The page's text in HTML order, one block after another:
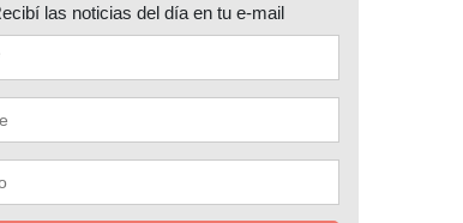
las noticias del día en tu e-mail